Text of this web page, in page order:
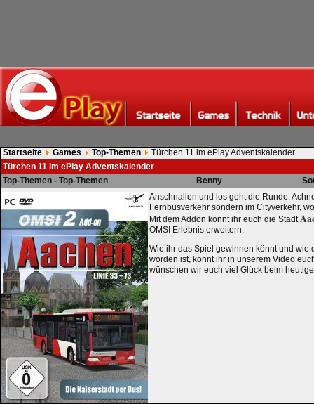
Startseite Games Top-Themen
Türchen 11 im ePlay Adventskalender
Türchen 11 im ePlay Adventskalender
Top-Themen - Top-Themen
Benny
Anschnallen und los geht die Runde.
Fernbusverkehr sondern im Cityverkehr,
Mit dem Addon könnt ihr euch die Stadt
OMSI Erlebnis erweitern.
Wie ihr das Spiel gewinnen könnt und wie
worden ist, könnt ihr in unserem Video
wünschen wir euch viel Glück beim